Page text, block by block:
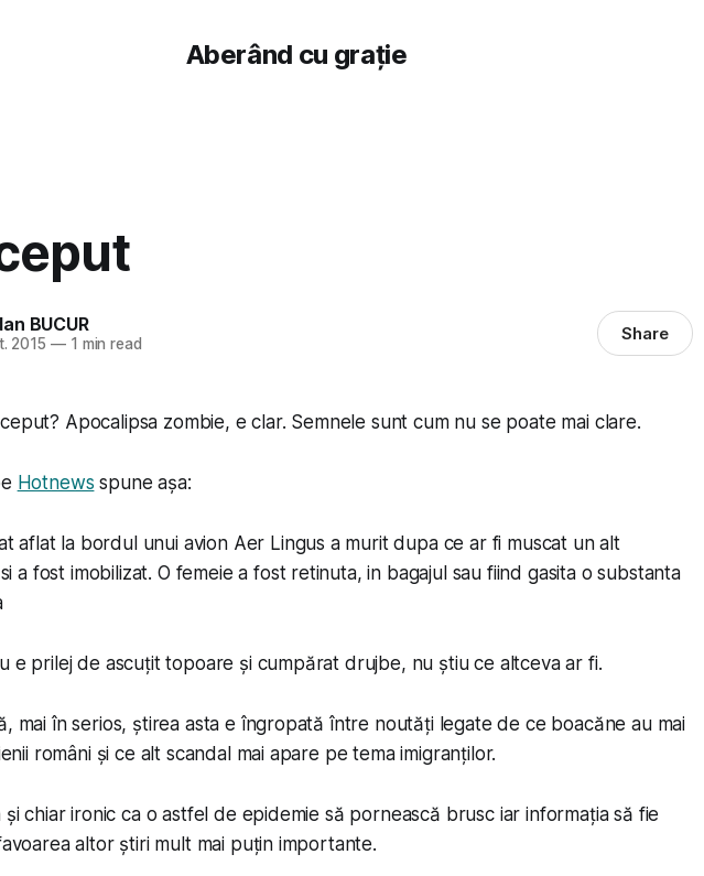
Aberând cu grație
BUCUR
2015 —1 min read Share
Apocalipsa zombie, e clar. Semnele sunt cum nu se poate mai clare.
Hotnews spune așa:
aflat la bordul unui avion Aer Lingus a murit dupa ce ar fi muscat un alt
a fost imobilizat. O femeie a fost retinuta, in bagajul sau fiind gasita o substanta
e prilej de ascuțit topoare și cumpărat drujbe, nu știu ce altceva ar fi.
mai în serios, știrea asta e îngropată între noutăți legate de ce boacăne au mai
români și ce alt scandal mai apare pe tema imigranților.
și chiar ironic ca o astfel de epidemie să pornească brusc iar informația să fie
altor știri mult mai puțin importante.